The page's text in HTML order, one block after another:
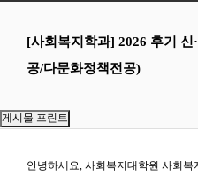
[사회복지학과] 2026 후기 신
공/다문화정책전공)
안녕하세요, 사회복지대학원 사회복